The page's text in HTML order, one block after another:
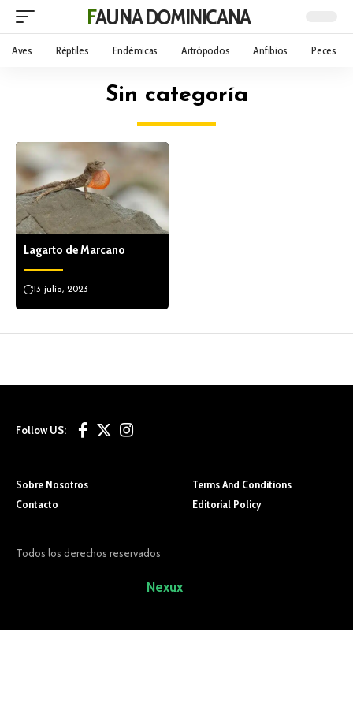
FAUNA DOMINICANA
Aves Réptiles Endémicas Artrópodos Anfibios Peces
Sin categoría
Lagarto de Marcano
13 julio, 2023
Follow US:
Sobre Nosotros
Contacto
Terms And Conditions
Editorial Policy
Todos los derechos reservados
Nexux